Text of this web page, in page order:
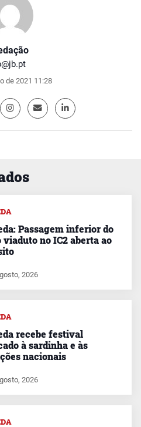
de 2021 11:28
Passagem inferior do
viaduto no IC2 aberta ao
2026
recebe festival
à sardinha e às
nacionais
2026